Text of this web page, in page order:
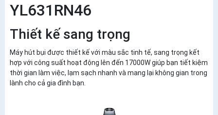
YL631RN46
Thiết kế sang trọng
Máy hút bụi được thiết kế với màu sắc tinh tế, sang trọng kết
hợp với công suất hoạt động lên đến 17000W giúp bạn tiết kiệm
thời gian làm việc, lạm sạch nhanh và mang lại không gian trong
lành cho cả gia đình bạn.